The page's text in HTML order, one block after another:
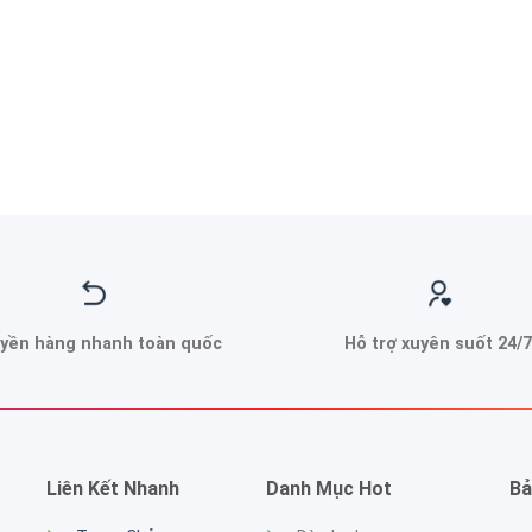
hàng nhanh toàn quốc Hỗ trợ xuyên suốt 24/7
Liên Kết Nhanh Danh Mục Hot